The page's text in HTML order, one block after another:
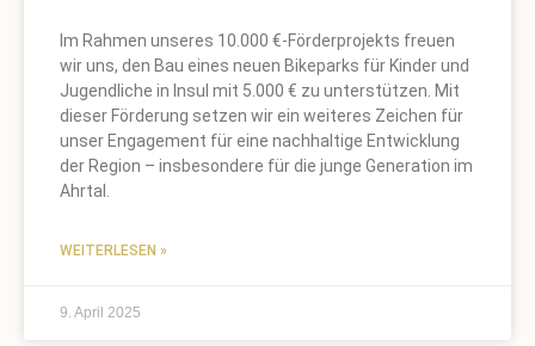
Im Rahmen unseres 10.000 €-Förderprojekts freuen
wir uns, den Bau eines neuen Bikeparks für Kinder und
Jugendliche in Insul mit 5.000 € zu unterstützen. Mit
dieser Förderung setzen wir ein weiteres Zeichen für
unser Engagement für eine nachhaltige Entwicklung
der Region – insbesondere für die junge Generation im
Ahrtal.
WEITERLESEN »
9. April 2025